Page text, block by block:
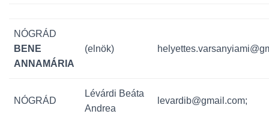
NÓGRÁD
BENE
ANNAMÁRIA
(elnök)
NÓGRÁD
Lévárdi Beáta
Andrea
levardib@gmail.com;